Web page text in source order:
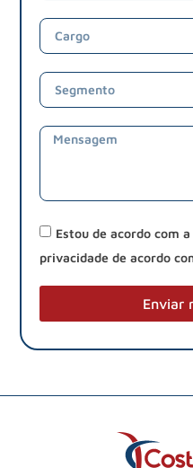
Estou de acordo com
privacidade de acordo
Enviar